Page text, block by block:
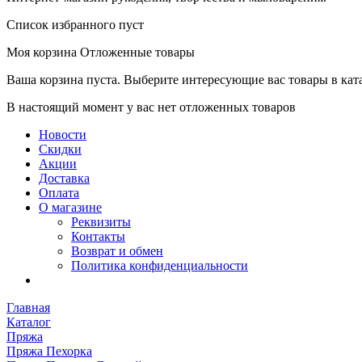
Список избранного пуст
Моя корзина Отложенные товары
Ваша корзина пуста. Выберите интересующие вас товары в
В настоящий момент у вас нет отложенных товаров
Новости
Скидки
Акции
Доставка
Оплата
О магазине
Реквизиты
Контакты
Возврат и обмен
Политика конфиденциальности
Главная
Каталог
Пряжа
Пряжа Пехорка